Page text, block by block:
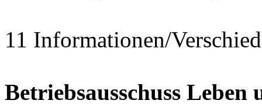
11 Informationen/
Betriebsausschuss Leben